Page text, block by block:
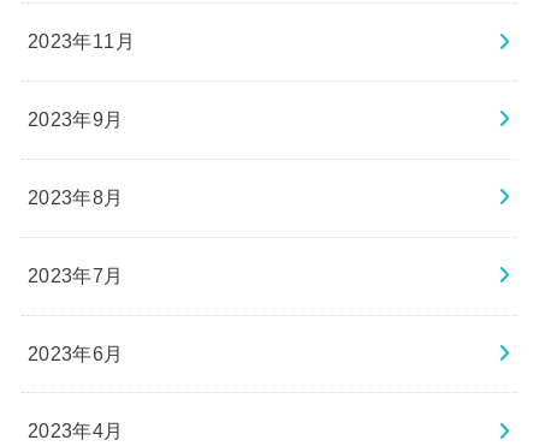
2023年11月
2023年9月
2023年8月
2023年7月
2023年6月
2023年4月